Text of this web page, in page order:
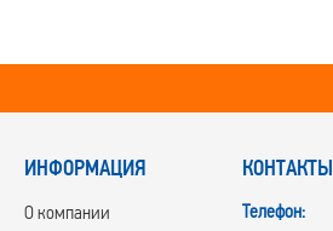
ИНФОРМАЦИЯ
О компании
КОНТАКТЫ
Телефон: